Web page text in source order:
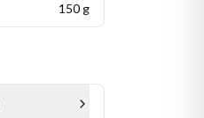
150 g